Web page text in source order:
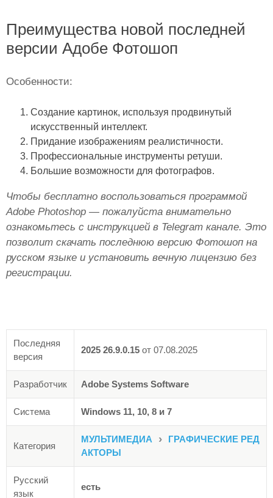
Преимущества новой последней
версии Адобе Фотошоп
Особенности:
Создание картинок, используя продвинутый
искусственный интеллект.
Придание изображениям реалистичности.
Профессиональные инструменты ретуши.
Большие возможности для фотографов.
Чтобы бесплатно воспользоваться программой
Adobe Photoshop — пожалуйста внимательно
ознакомьтесь с инструкцией в Telegram канале. Это
позволит скачать последнюю версию Фотошоп на
русском языке и установить вечную лицензию без
регистрации.
Последняя
версия
2025 26.9.0.15 от 07.08.2025
Разработчик Adobe Systems Software
Система Windows 11, 10, 8 и 7
Категория
МУЛЬТИМЕДИА ›
ГРАФИЧЕСКИЕ РЕД
АКТОРЫ
Русский
язык
есть